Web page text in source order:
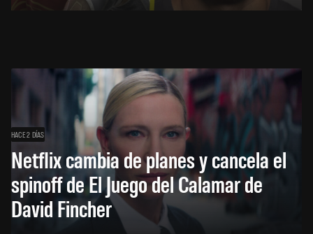
HACE 2 DÍAS
Netflix cambia de planes y cancela el
spinoff de El Juego del Calamar de
David Fincher